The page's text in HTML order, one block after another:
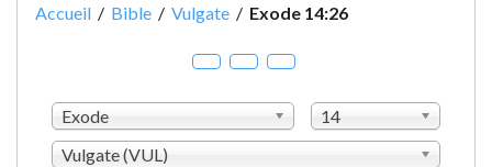
Accueil / Bible / Vulgate / Exode 14:26
Exode
14
Vulgate (VUL)